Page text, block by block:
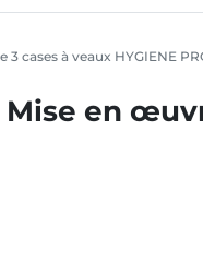
cases à veaux HYGIENE
Mise en